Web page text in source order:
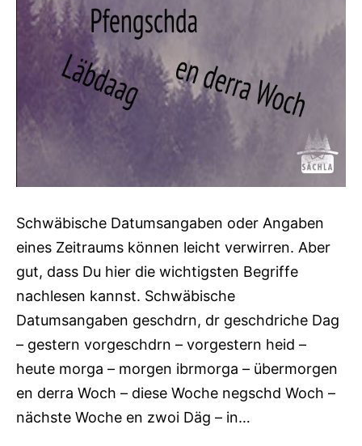
Schwäbische Datumsangaben oder Angaben
eines Zeitraums können leicht verwirren. Aber
gut, dass Du hier die wichtigsten Begriffe
nachlesen kannst. Schwäbische
Datumsangaben geschdrn, dr geschdriche Dag
– gestern vorgeschdrn – vorgestern heid –
heute morga – morgen ibrmorga – übermorgen
en derra Woch – diese Woche negschd Woch –
nächste Woche en zwoi Däg – in…